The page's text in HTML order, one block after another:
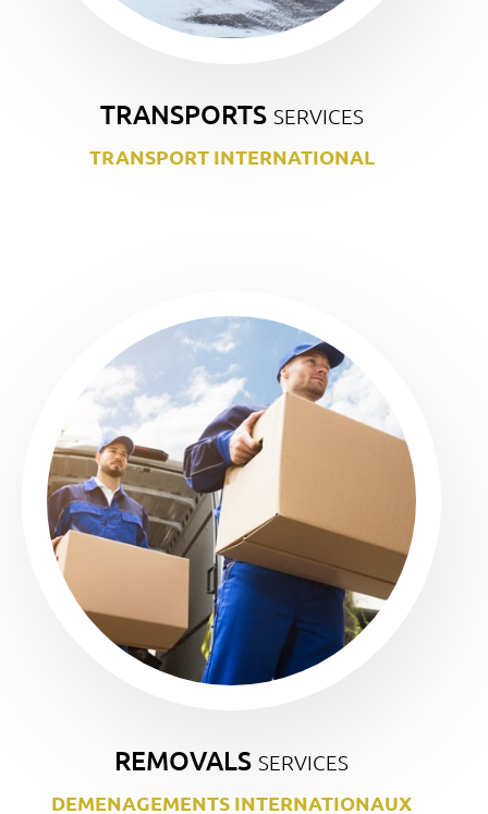
TRANSPORTS SERVICES
TRANSPORT INTERNATIONAL
REMOVALS SERVICES
DEMENAGEMENTS INTERNATIONAUX